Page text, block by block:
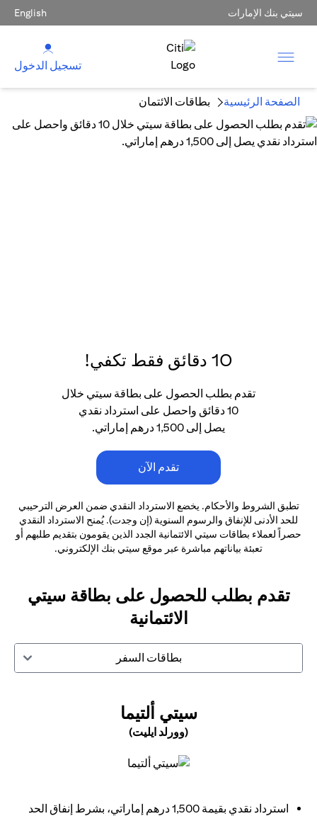
سيتي بنك الإمارات English
تسجيل الدخول
الصفحة الرئيسية بطاقات الائتمان
10 دقائق فقط تكفي!
تقدم بطلب الحصول على بطاقة سيتي خلال
10 دقائق واحصل على استرداد نقدي
يصل إلى 1,500 درهم إماراتي.
تقدم الآن
تطبق الشروط والأحكام. يخضع الاسترداد النقدي ضمن العرض الترحيبي
للحد الأدنى للإنفاق والرسوم السنوية (إن وجدت). يُمنح الاسترداد النقدي
حصراً لعملاء بطاقات سيتي الائتمانية الجدد الذين يقومون بتقديم طلبهم أو
تعبئة بياناتهم مباشرة عبر موقع سيتي بنك الإلكتروني.
تقدم بطلب للحصول على بطاقة سيتي
الائتمانية
بطاقات السفر
سيتي ألتيما
(وورلد ايليت)
استرداد نقدي بقيمة 1,500 درهم إماراتي، بشرط إنفاق الحد